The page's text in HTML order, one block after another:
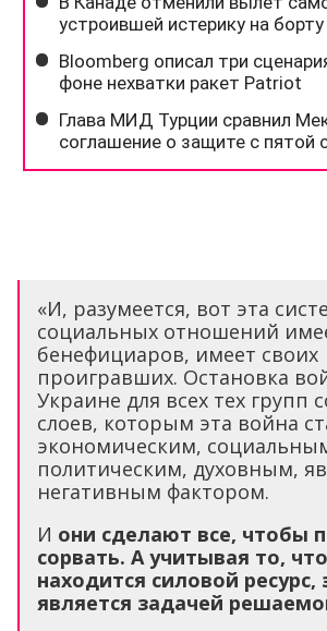
«И, разумеется, вот эта
социальных отношений
бенефициаров, имеет своих
проигравших. Остановка
Украине для всех тех групп
слоев, которым эта война
экономическим,
политическим, духовным,
негативным фактором.
И они сделают все, чтобы
сорвать. А учитывая то,
находится силовой ресурс,
является задачей